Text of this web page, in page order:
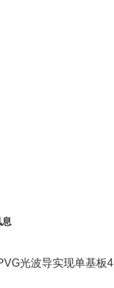
光波导实现单基板